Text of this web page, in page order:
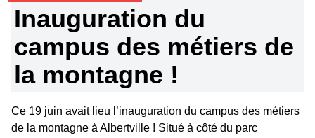
Inauguration du
campus des métiers de
la montagne !
Ce 19 juin avait lieu l’inauguration du campus des métiers
de la montagne à Albertville ! Situé à côté du parc